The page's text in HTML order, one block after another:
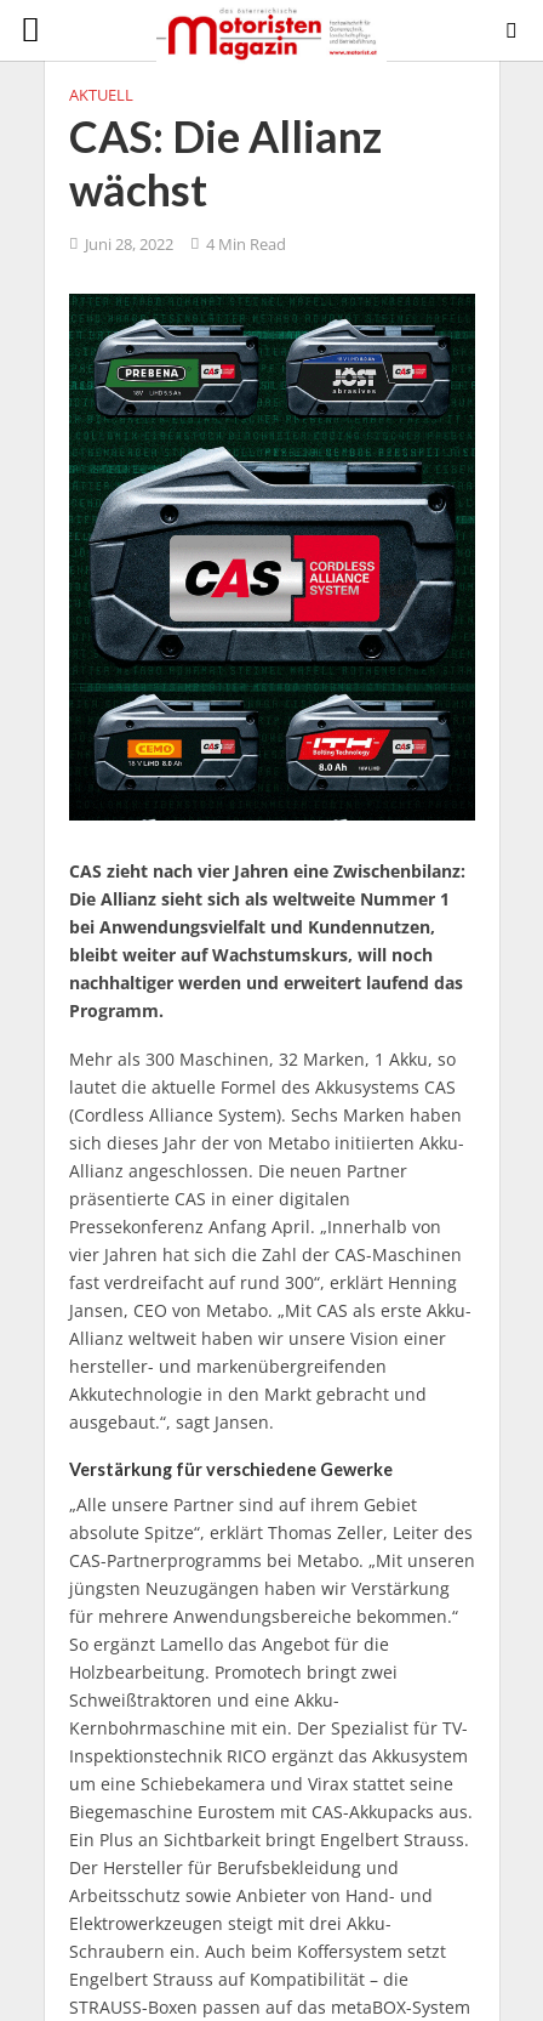
AKTUELL
CAS: Die Allianz
wächst
Juni 28, 2022 4 Min Read
CAS zieht nach vier Jahren eine Zwischenbilanz:
Die Allianz sieht sich als weltweite Nummer 1
bei Anwendungsvielfalt und Kundennutzen,
bleibt weiter auf Wachstumskurs, will noch
nachhaltiger werden und erweitert laufend das
Programm.
Mehr als 300 Maschinen, 32 Marken, 1 Akku, so
lautet die aktuelle Formel des Akkusystems CAS
(Cordless Alliance System). Sechs Marken haben
sich dieses Jahr der von Metabo initiierten Akku-
Allianz angeschlossen. Die neuen Partner
präsentierte CAS in einer digitalen
Pressekonferenz Anfang April. „Innerhalb von
vier Jahren hat sich die Zahl der CAS-Maschinen
fast verdreifacht auf rund 300“, erklärt Henning
Jansen, CEO von Metabo. „Mit CAS als erste Akku-
Allianz weltweit haben wir unsere Vision einer
hersteller- und markenübergreifenden
Akkutechnologie in den Markt gebracht und
ausgebaut.“, sagt Jansen.
Verstärkung für verschiedene Gewerke
„Alle unsere Partner sind auf ihrem Gebiet
absolute Spitze“, erklärt Thomas Zeller, Leiter des
CAS-Partnerprogramms bei Metabo. „Mit unseren
jüngsten Neuzugängen haben wir Verstärkung
für mehrere Anwendungsbereiche bekommen.“
So ergänzt Lamello das Angebot für die
Holzbearbeitung. Promotech bringt zwei
Schweißtraktoren und eine Akku-
Kernbohrmaschine mit ein. Der Spezialist für TV-
Inspektionstechnik RICO ergänzt das Akkusystem
um eine Schiebekamera und Virax stattet seine
Biegemaschine Eurostem mit CAS-Akkupacks aus.
Ein Plus an Sichtbarkeit bringt Engelbert Strauss.
Der Hersteller für Berufsbekleidung und
Arbeitsschutz sowie Anbieter von Hand- und
Elektrowerkzeugen steigt mit drei Akku-
Schraubern ein. Auch beim Koffersystem setzt
Engelbert Strauss auf Kompatibilität – die
STRAUSS-Boxen passen auf das metaBOX-System